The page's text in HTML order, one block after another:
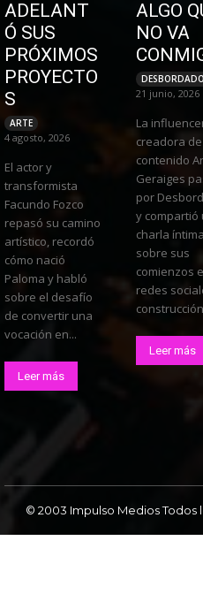
ADELANT
Ó SUS
PRÓXIMOS
PROYECTO
S
ARTE
4 agosto, 2026
El actor y
transformista
Facundo Fozco
repasó su camino
artístico, recordó
cómo nació
Paloma y habló
sobre el desafío
de convertir una
vocación en...
Leer más
ALGO
NO VA
21 junio, 2026
La
creadora de
contenido
Geraiges
por
y compartió
charla íntima
sobre sus
comienzos
redes
Leer más
© 2003 Impulso Medios Todos